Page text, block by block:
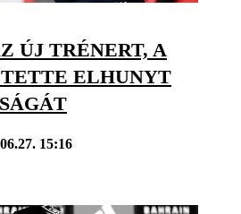
ÚJ TRÉNERT, A
ELHUNYT
15:16